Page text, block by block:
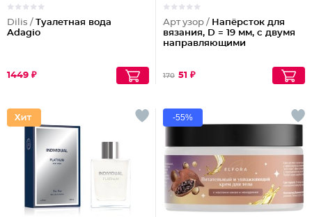
Dilis / Туалетная вода
Adagio
1449 ₽
Арт узор / Напёрсток для
вязания, D = 19 мм, с двумя
направляющими
170 51 ₽
-55%